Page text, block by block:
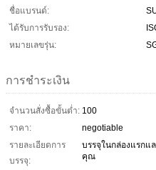
ชื่อแบรนด์:
ได้รับการรับรอง:
หมายเลขรุ่น:
การชำระเงิน
จำนวนสั่งซื้อขั้นต่ำ: 100
ราคา:
negotiable
รายละเอียดการ
บรรจุ:
บรรจุในกล่องแรกแ
คุณ